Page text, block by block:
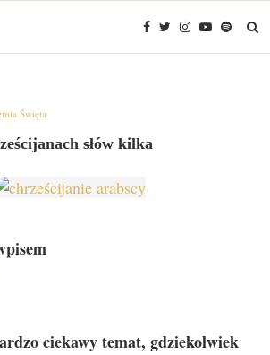
Święta
słów kilka
ciekawy temat, gdziekolwiek